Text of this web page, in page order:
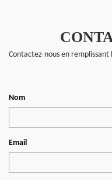
Contactez-nous en
Nom
Email